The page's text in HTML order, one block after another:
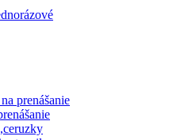
prenášanie